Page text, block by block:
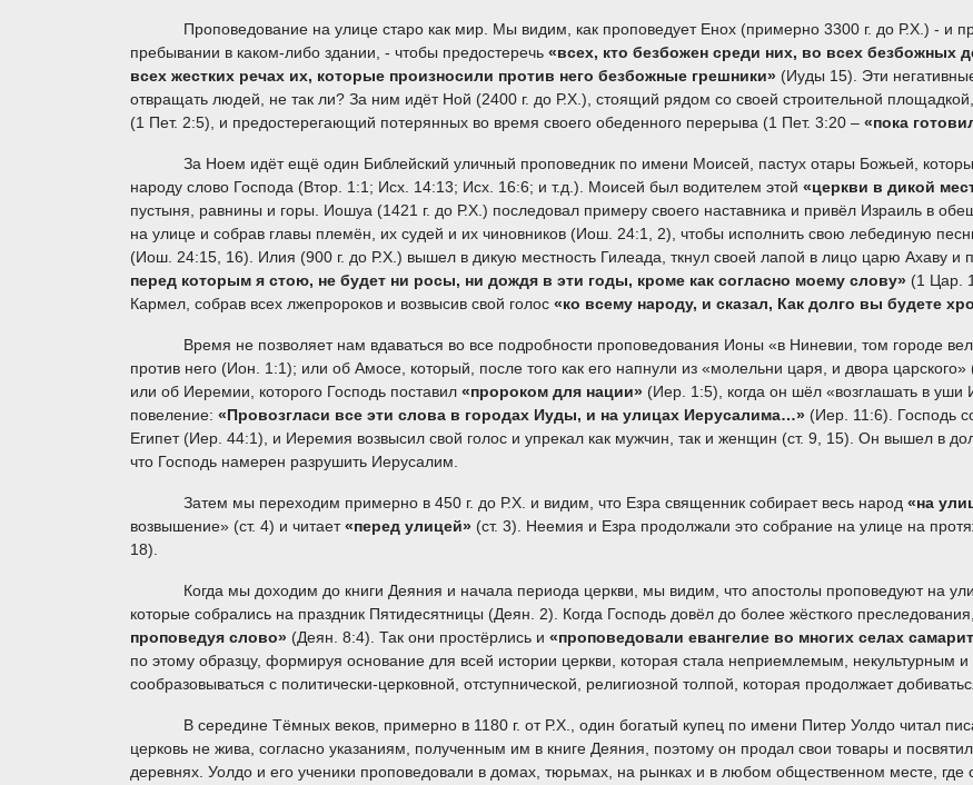
Проповедование на улице старо как мир. Мы видим, как проповедует Енох (примерно 3300 г. до Р.Х.) - и при
пребывании в каком-либо здании, - чтобы предостеречь «всех, кто безбожен среди них, во всех
всех жестких речах их, которые произносили против него безбожные грешники» (Иуды 15). Эти
отвращать людей, не так ли? За ним идёт Ной (2400 г. до Р.Х.), стоящий рядом со своей строительной площадкой,
(1 Пет. 2:5), и предостерегающий потерянных во время своего обеденного перерыва (1 Пет. 3:20 – «пока
За Ноем идёт ещё один Библейский уличный проповедник по имени Моисей, пастух отары Божьей, который
народу слово Господа (Втор. 1:1; Исх. 14:13; Исх. 16:6; и т.д.). Моисей был водителем этой «церкви в дикой
пустыня, равнины и горы. Иошуа (1421 г. до Р.Х.) последовал примеру своего наставника и привёл Израиль в
на улице и собрав главы племён, их судей и их чиновников (Иош. 24:1, 2), чтобы исполнить свою лебединую
(Иош. 24:15, 16). Илия (900 г. до Р.Х.) вышел в дикую местность Гилеада, ткнул своей лапой в лицо царю Ахаву и
перед которым я стою, не будет ни росы, ни дождя в эти годы, кроме как согласно моему слову» (1 Цар.
Кармел, собрав всех лжепророков и возвысив свой голос «ко всему народу, и сказал, Как долго вы будете
Время не позволяет нам вдаваться во все подробности проповедования Ионы «в Ниневии, том городе
против него (Ион. 1:1); или об Амосе, который, после того как его напнули из «молельни царя, и двора
или об Иеремии, которого Господь поставил «пророком для нации» (Иер. 1:5), когда он шёл «возглашать в
повеление: «Провозгласи все эти слова в городах Иуды, и на улицах Иерусалима…» (Иер. 11:6). Господь
Египет (Иер. 44:1), и Иеремия возвысил свой голос и упрекал как мужчин, так и женщин (ст. 9, 15). Он вышел в
что Господь намерен разрушить Иерусалим.
Затем мы переходим примерно в 450 г. до Р.Х. и видим, что Езра священник собирает весь народ «на
возвышение» (ст. 4) и читает«перед улицей» (ст. 3). Неемия и Езра продолжали это собрание на улице на
18).
Когда мы доходим до книги Деяния и начала периода церкви, мы видим, что апостолы проповедуют на
которые собрались на праздник Пятидесятницы (Деян. 2). Когда Господь довёл до более жёсткого
проповедуя слово» (Деян. 8:4). Так они простёрлись и «проповедовали евангелие во многих селах
по этому образцу, формируя основание для всей истории церкви, которая стала неприемлемым, некультурным
сообразовываться с политически-церковной, отступнической, религиозной толпой, которая продолжает
В середине Тёмных веков, примерно в 1180 г. от Р.Х., один богатый купец по имени Питер Уолдо читал
церковь не жива, согласно указаниям, полученным им в книге Деяния, поэтому он продал свои товары и
деревнях. Уолдо и его ученики проповедовали в домах, тюрьмах, на рынках и в любом общественном месте,